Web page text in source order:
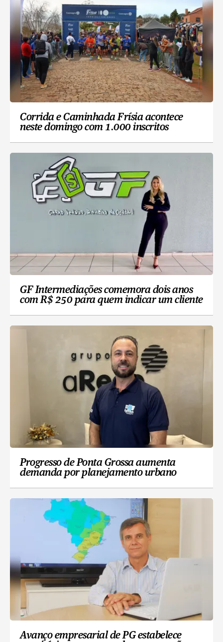
Corrida e Caminhada Frísia acontece
neste domingo com 1.000 inscritos
GF Intermediações comemora dois anos
com R$ 250 para quem indicar um cliente
Progresso de Ponta Grossa aumenta
demanda por planejamento urbano
Avanço empresarial de PG estabelece